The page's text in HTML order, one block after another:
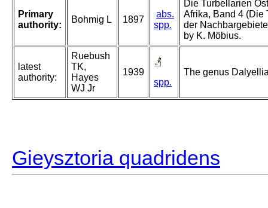
Primary
authority:
Bohmig L 1897
abs.
spp.
Die Turbellarien
Afrika, Band 4 (Die
der
by K. Möbius.
latest
authority:
Ruebush
TK,
Hayes
WJ Jr
1939
spp.
The genus
Gieysztoria quadridens